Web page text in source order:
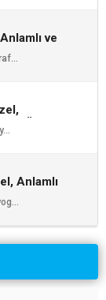
ve
|
Özlü
Anlamlı
|